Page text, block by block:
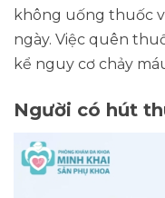
không uống thuốc
ngày. Việc quên
kể nguy cơ chảy
Người có hút